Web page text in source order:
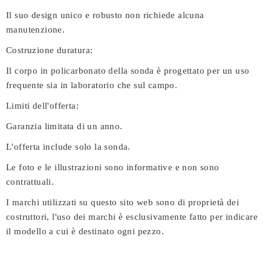
Il suo design unico e robusto non richiede alcuna
manutenzione.
Costruzione duratura:
Il corpo in policarbonato della sonda è progettato per un uso
frequente sia in laboratorio che sul campo.
Limiti dell'offerta:
Garanzia limitata di un anno.
L'offerta include solo la sonda.
Le foto e le illustrazioni sono informative e non sono
contrattuali.
I marchi utilizzati su questo sito web sono di proprietà dei
costruttori, l'uso dei marchi è esclusivamente fatto per indicare
il modello a cui è destinato ogni pezzo.